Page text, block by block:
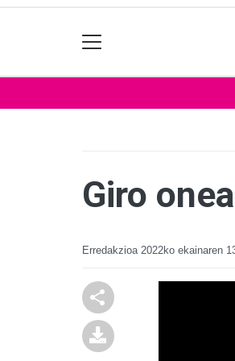
Giro
Erredakzioa 2022ko ekainaren